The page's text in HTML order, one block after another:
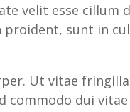
velit esse cillum
sunt in
Ut vitae
commodo dui